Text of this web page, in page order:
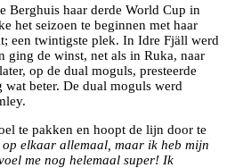
Berghuis haar derde World Cup in
het seizoen te beginnen met haar
een twintigste plek. In Idre Fjäll werd
ging de winst, net als in Ruka, naar
op de dual moguls, presteerde
wat beter. De dual moguls werd
te pakken en hoopt de lijn door te
elkaar allemaal, maar ik heb mijn
me nog helemaal super! Ik